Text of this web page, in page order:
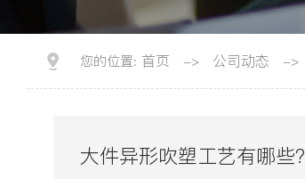
您的位置: 首页 -> 公司动态 ->
大件异形吹塑工艺有哪些?